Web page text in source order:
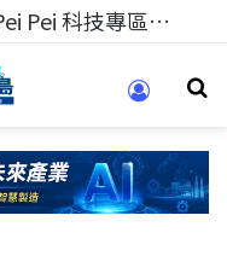
科技人的經驗傳承地！在 Pei Pei 科技專區，與學弟妹交流最硬核的技術